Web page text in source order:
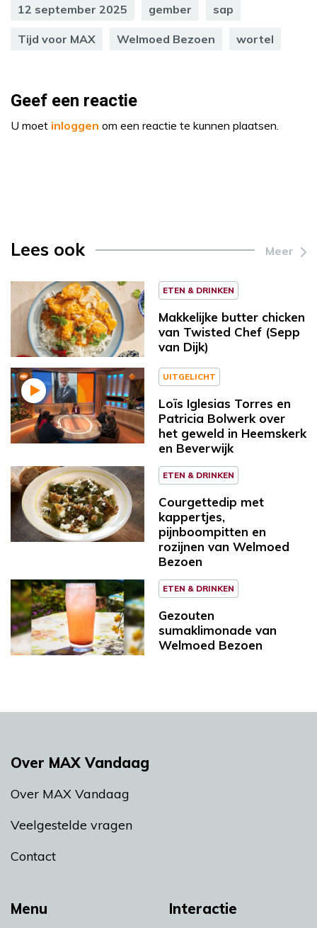
12 september 2025 gember sap
Tijd voor MAX Welmoed Bezoen wortel
Geef een reactie
U moet inloggen om een reactie te kunnen plaatsen.
Lees ook Meer
ETEN & DRINKEN
Makkelijke butter chicken
van Twisted Chef (Sepp
van Dijk)
UITGELICHT
Loïs Iglesias Torres en
Patricia Bolwerk over
het geweld in Heemskerk
en Beverwijk
ETEN & DRINKEN
Courgettedip met
kappertjes,
pijnboompitten en
rozijnen van Welmoed
Bezoen
ETEN & DRINKEN
Gezouten
sumaklimonade van
Welmoed Bezoen
Menu Interactie
Over MAX Vandaag
Over MAX Vandaag
Veelgestelde vragen
Contact